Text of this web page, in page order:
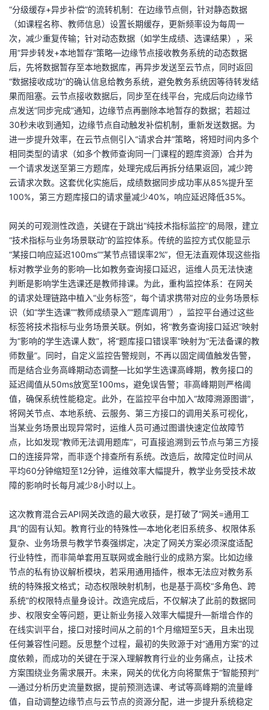
“分级缓存+异步补偿”的流转机制：在边缘节点侧，针对静态数据
（如课程名称、教师信息）设置长期缓存，更新频率设为每周一
次，减少重复传输；针对动态数据（如学生成绩、选课结果），采
用“异步转发+本地暂存”策略—边缘节点接收教务系统的动态数据
后，先将数据暂存至本地数据库，再异步发送至云节点，同时返回
“数据接收成功”的确认信息给教务系统，避免教务系统因等待转发结
果而阻塞。云节点接收数据后，同步至在线平台，完成后向边缘节
点发送“同步完成”通知，边缘节点再删除本地暂存的数据；若超过
30秒未收到通知，边缘节点自动触发补偿机制，重新发送数据。为
进一步提升效率，在云节点侧引入“请求合并”策略，将短时间内多个
相同类型的请求（如多个教师查询同一门课程的题库资源）合并为
一个请求发送至第三方题库，处理完成后再拆分结果返回，减少跨
云请求次数。这套优化实施后，成绩数据同步成功率从85%提升至
100%，第三方题库接口的请求量减少40%，响应延迟降低35%。
网关的可观测性改造，关键在于跳出“纯技术指标监控”的局限，建立
“技术指标与业务场景联动”的监控体系。传统的监控方式仅能显示
“某接口响应延迟100ms”“某节点错误率2%”，但无法直观体现这些指
标对教学业务的影响—比如教务查询接口延迟，运维人员无法快速
判断是影响学生选课还是教师排课。为此，重构监控体系：在网关
的请求处理链路中植入“业务标签”，每个请求携带对应的业务场景标
识（如“学生选课”“教师成绩录入”“题库调用”），监控平台通过这些
标签将技术指标与业务场景关联。例如，将“教务查询接口延迟”映射
为“影响的学生选课人数”，将“题库接口错误率”映射为“无法备课的教
师数量”。同时，自定义监控告警规则，不再以固定阈值触发告警，
而是结合业务高峰期动态调整—比如学生选课高峰期，教务接口的
延迟阈值从50ms放宽至100ms，避免误告警；非高峰期则严格阈
值，确保系统性能稳定。此外，在监控平台中加入“故障溯源图谱”，
将网关节点、本地系统、云服务、第三方接口的调用关系可视化，
当某业务场景出现异常时，运维人员可通过图谱快速定位故障节
点，比如发现“教师无法调用题库”，可直接追溯到云节点与第三方接
口的连接异常，而非逐个排查所有系统。改造后，故障定位时间从
平均60分钟缩短至12分钟，运维效率大幅提升，教学业务受技术故
障的影响时长每月减少8小时以上。
这次教育混合云API网关改造的最大收获，是打破了“网关=通用工
具”的固有认知。教育行业的特殊性—本地化老旧系统多、权限体系
复杂、业务场景与教学节奏强绑定，决定了网关方案必须深度适配
行业特性，而非简单套用互联网或金融行业的成熟方案。比如边缘
节点的私有协议解析模块，若采用通用插件，根本无法应对教务系
统的特殊报文格式；动态权限映射机制，也是基于高校“多角色、跨
系统”的权限特点量身设计。改造完成后，不仅解决了此前的数据同
步、权限安全等问题，更让新业务接入效率大幅提升—新增合作的
在线实训平台，接口对接时间从之前的1个月缩短至5天，且未出现
任何兼容性问题。反思整个过程，最初的失败源于对“通用方案”的过
度依赖，而成功的关键在于深入理解教育行业的业务痛点，让技术
方案围绕业务需求展开。未来，网关的优化方向将聚焦于“智能预判”
—通过分析历史流量数据，提前预测选课、考试等高峰期的流量峰
值，自动调整边缘节点与云节点的资源分配，进一步提升系统稳定